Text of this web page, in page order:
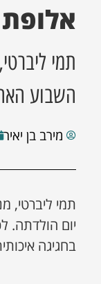
תמי
השבוע
מירב בן יאיר
תמי ליברטי,
יום הולדתה.
בחגיגה